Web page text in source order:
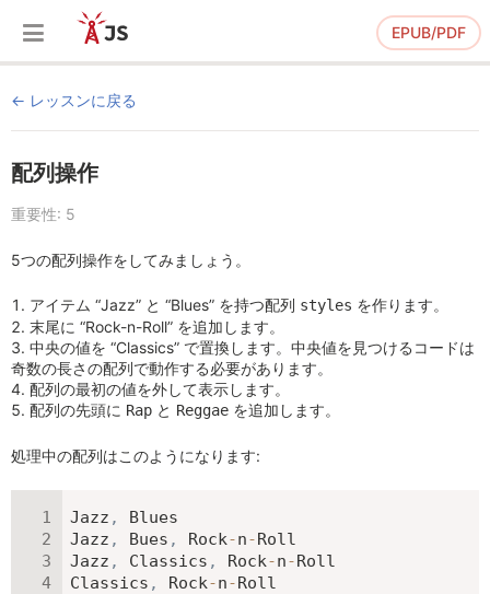
EPUB/PDF
レッスンに戻る
配列操作
重要性: 5
5つの配列操作をしてみましょう。
アイテム “Jazz” と “Blues” を持つ配列 styles を作ります。
末尾に “Rock-n-Roll” を追加します。
中央の値を “Classics” で置換します。中央値を見つけるコードは
奇数の長さの配列で動作する必要があります。
配列の最初の値を外して表示します。
配列の先頭に Rap と Reggae を追加します。
処理中の配列はこのようになります:
Jazz ,
Blues
Jazz , Bues , Rock-n-Roll
Jazz , Classics , Rock-n-Roll
Classics , Rock-n-Roll